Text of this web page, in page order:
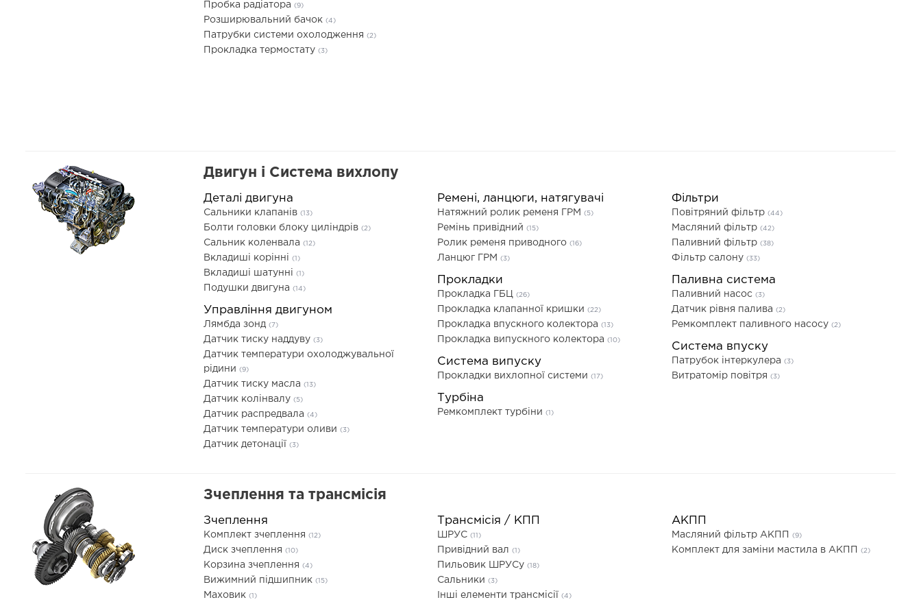
Пробка радіатора (9)
Розширювальний бачок (4)
Патрубки системи охолодження (2)
Прокладка термостату (3)
Двигун і Система вихлопу
Деталі двигуна
Сальники клапанів (13)
Болти головки блоку циліндрів (2)
Сальник коленвала (12)
Вкладиші корінні (1)
Вкладиші шатунні (1)
Подушки двигуна (14)
Ремені, ланцюги, натягувачі
Натяжний ролик ременя ГРМ (5)
Ремінь привідний (15)
Ролик ременя приводного (16)
Ланцюг ГРМ (3)
Фільтри
Повітряний фільтр (44)
Масляний фільтр (42)
Паливний фільтр (38)
Фільтр салону (33)
Прокладки
Прокладка ГБЦ (26)
Прокладка клапанної кришки (22)
Прокладка впускного колектора (13)
Прокладка випускного колектора (10)
Паливна система
Паливний насос (3)
Датчик рівня палива (2)
Ремкомплект паливного насосу (2)
Управління двигуном
Лямбда зонд (7)
Датчик тиску наддуву (3)
Датчик температури охолоджувальної
рідини (9)
Датчик тиску масла (13)
Датчик колінвалу (5)
Датчик распредвала (4)
Датчик температури оливи (3)
Датчик детонації (3)
Система впуску
Патрубок інтеркулера (3)
Витратомір повітря (3)
Система випуску
Прокладки вихлопної системи (17)
Турбіна
Ремкомплект турбіни (1)
Зчеплення та трансмісія
Зчеплення
Комплект зчеплення (12)
Диск зчеплення (10)
Корзина зчеплення (4)
Вижимний підшипник (15)
Маховик (1)
Трансмісія / КПП
ШРУС (11)
Привідний вал (1)
Пильовик ШРУСу (18)
Сальники (3)
Інші елементи трансмісії (4)
АКПП
Масляний фільтр АКПП (9)
Комплект для заміни мастила в АКПП (2)